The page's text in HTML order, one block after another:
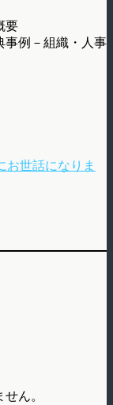
要
例－組織・人事
世話になりま
ん。